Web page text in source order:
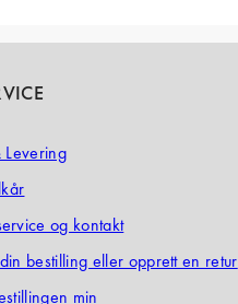
Levering
og kontakt
bestilling eller opprett en retur
min